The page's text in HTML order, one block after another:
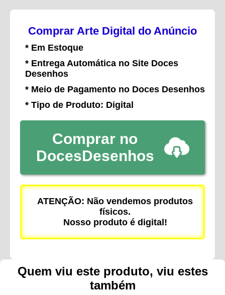
Comprar Arte Digital do Anúncio
* Em Estoque
* Entrega Automática no Site Doces
Desenhos
* Meio de Pagamento no Doces Desenhos
* Tipo de Produto: Digital
Comprar no
DocesDesenhos
ATENÇÃO: Não vendemos produtos
físicos.
Nosso produto é digital!
Quem viu este produto, viu estes
também